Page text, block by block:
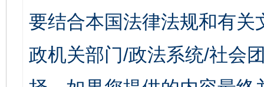
要结合本国法律法规和有关
政机关部门/政法系统/社会